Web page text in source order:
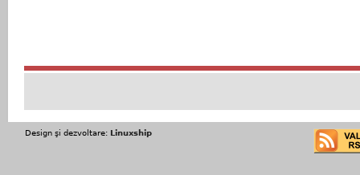
Design şi dezvoltare: Linuxship